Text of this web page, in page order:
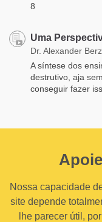
8
Uma
Dr. Alexander
A síntese dos
destrutivo, aja
conseguir fazer
Nossa capacidade
site depende
lhe parecer útil,